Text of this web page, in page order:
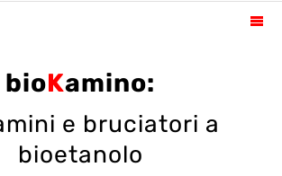
bioKamino:
e bruciatori a
bioetanolo